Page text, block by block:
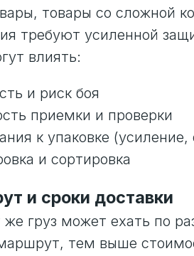
товары со сложной
требуют усиленной
влиять:
и риск боя
приемки и проверки
к упаковке
и сортировка
и сроки доставки
же груз может ехать по
тем выше